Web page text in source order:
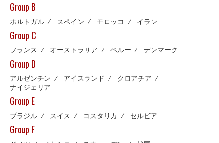
Group B
ポルトガル ⁄ スペイン ⁄ モロッコ ⁄ イラン
Group C
フランス ⁄ オーストラリア ⁄ ペルー ⁄ デンマーク
Group D
アルゼンチン ⁄ アイスランド ⁄ クロアチア
⁄
ナイジェリア
Group E
ブラジル ⁄ スイス ⁄ コスタリカ ⁄ セルビア
Group F